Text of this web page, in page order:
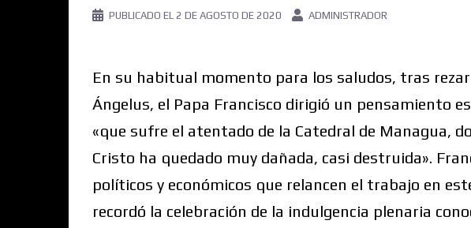
PUBLICADO EL 2 DE AGOSTO DE 2020 ADMINISTRADOR
En su habitual momento para los saludos, tras
Ángelus, el Papa Francisco dirigió un pensamiento
«que sufre el atentado de la Catedral de Managua,
Cristo ha quedado muy dañada, casi destruida».
políticos y económicos que relancen el trabajo en
recordó la celebración de la indulgencia plenaria